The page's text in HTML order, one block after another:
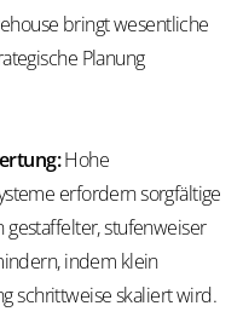
bringt wesentliche
Planung
Hohe
erfordern sorgfältige
gestaffelter, stufenweiser
indem klein
schrittweise skaliert wird.